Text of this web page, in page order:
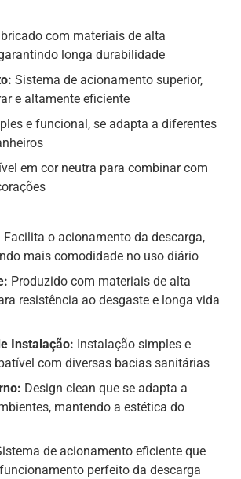
com materiais de alta
longa durabilidade
Sistema de acionamento superior,
e altamente eficiente
e funcional, se adapta a diferentes
em cor neutra para combinar com
Facilita o acionamento da descarga,
mais comodidade no uso diário
Produzido com materiais de alta
resistência ao desgaste e longa vida
Instalação: Instalação simples e
com diversas bacias sanitárias
Design clean que se adapta a
mantendo a estética do
de acionamento eficiente que
perfeito da descarga